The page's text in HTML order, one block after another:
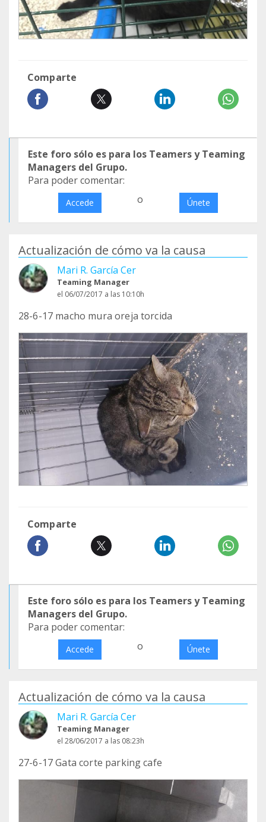
Comparte
Este foro sólo es para los Teamers y Teaming
Managers del Grupo.
Para poder comentar:
Accede o Únete
Actualización de cómo va la causa
Mari R. García Cer
Teaming Manager
el 06/07/2017 a las 10:10h
28-6-17 macho mura oreja torcida
Comparte
Este foro sólo es para los Teamers y Teaming
Managers del Grupo.
Para poder comentar:
Accede o Únete
Actualización de cómo va la causa
Mari R. García Cer
Teaming Manager
el 28/06/2017 a las 08:23h
27-6-17 Gata corte parking cafe